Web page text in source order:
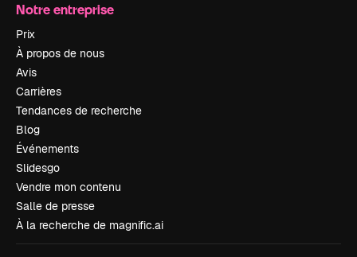
Notre entreprise
Prix
À propos de nous
Avis
Carrières
Tendances de recherche
Blog
Événements
Slidesgo
Vendre mon contenu
Salle de presse
À la recherche de magnific.ai